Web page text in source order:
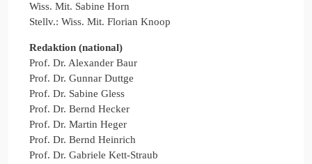
Wiss. Mit. Sabine Horn
Stellv.: Wiss. Mit. Florian Knoop
Redaktion (national)
Prof. Dr. Alexander Baur
Prof. Dr. Gunnar Duttge
Prof. Dr. Sabine Gless
Prof. Dr. Bernd Hecker
Prof. Dr. Martin Heger
Prof. Dr. Bernd Heinrich
Prof. Dr. Gabriele Kett-Straub